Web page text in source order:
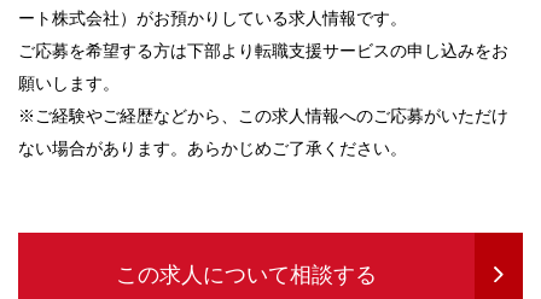
ート株式会社）がお預かりしている求人情報です。
ご応募を希望する方は下部より転職支援サービスの申し込みをお
願いします。
※ご経験やご経歴などから、この求人情報へのご応募がいただけ
ない場合があります。あらかじめご了承ください。
この求人について相談する